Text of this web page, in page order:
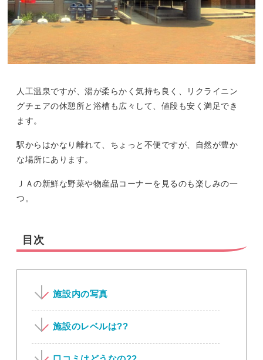
人工温泉ですが、湯が柔らかく気持ち良く、リクライニン
グチェアの休憩所と浴槽も広々して、値段も安く満足でき
ます。
駅からはかなり離れて、ちょっと不便ですが、自然が豊か
な場所にあります。
ＪＡの新鮮な野菜や物産品コーナーを見るのも楽しみの一
つ。
目次
施設内の写真
施設のレベルは??